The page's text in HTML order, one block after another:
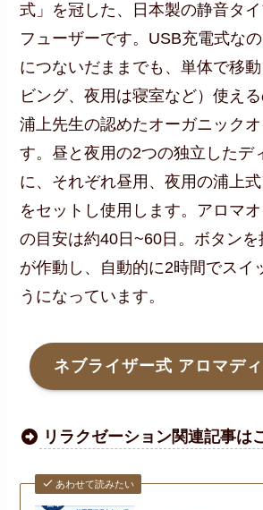
式」を冠した、日本製の静音タ
フューザーです。USB充電式な
につないだままでも、単体で移
ビング、夜用は寝室など）使える
浦上先生の認めたオーガニック
す。昼と夜用の2つの独立したデ
に、それぞれ昼用、夜用の浦上
をセットし使用します。アロマ
の目安は約40日~60日。ボタン
が作動し、自動的に2時間でスイ
うになっています。
ネブライザー式 アロマデ
リラクゼーション関連記事は
あわせて読みたい